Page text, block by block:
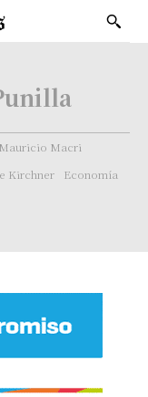
Mauricio Macri
Kirchner
Economía